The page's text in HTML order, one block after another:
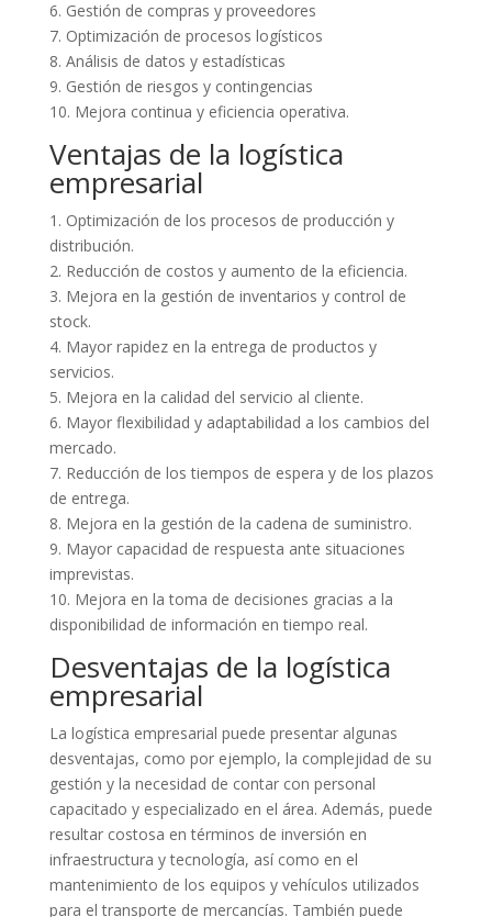
6. Gestión de compras y proveedores
7. Optimización de procesos logísticos
8. Análisis de datos y estadísticas
9. Gestión de riesgos y contingencias
10. Mejora continua y eficiencia operativa.
Ventajas de la logística
empresarial
1. Optimización de los procesos de producción y
distribución.
2. Reducción de costos y aumento de la eficiencia.
3. Mejora en la gestión de inventarios y control de
stock.
4. Mayor rapidez en la entrega de productos y
servicios.
5. Mejora en la calidad del servicio al cliente.
6. Mayor flexibilidad y adaptabilidad a los cambios del
mercado.
7. Reducción de los tiempos de espera y de los plazos
de entrega.
8. Mejora en la gestión de la cadena de suministro.
9. Mayor capacidad de respuesta ante situaciones
imprevistas.
10. Mejora en la toma de decisiones gracias a la
disponibilidad de información en tiempo real.
Desventajas de la logística
empresarial
La logística empresarial puede presentar algunas
desventajas, como por ejemplo, la complejidad de su
gestión y la necesidad de contar con personal
capacitado y especializado en el área. Además, puede
resultar costosa en términos de inversión en
infraestructura y tecnología, así como en el
mantenimiento de los equipos y vehículos utilizados
para el transporte de mercancías. También puede